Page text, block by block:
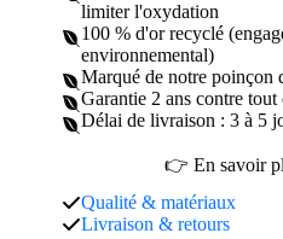
limiter l'oxydation
100 % d'or recyclé
environnemental)
Marqué de notre poinçon
Garantie 2 ans contre tout
Délai de livraison : 3 à 5
👉 En savoir
Qualité & matériaux
Livraison & retours